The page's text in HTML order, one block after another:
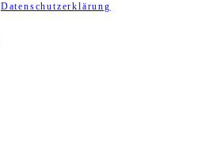
Datenschutzerklärung